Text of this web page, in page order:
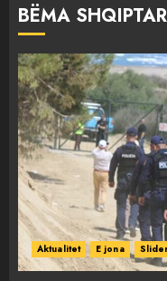
BËMA
Aktualitet E jona